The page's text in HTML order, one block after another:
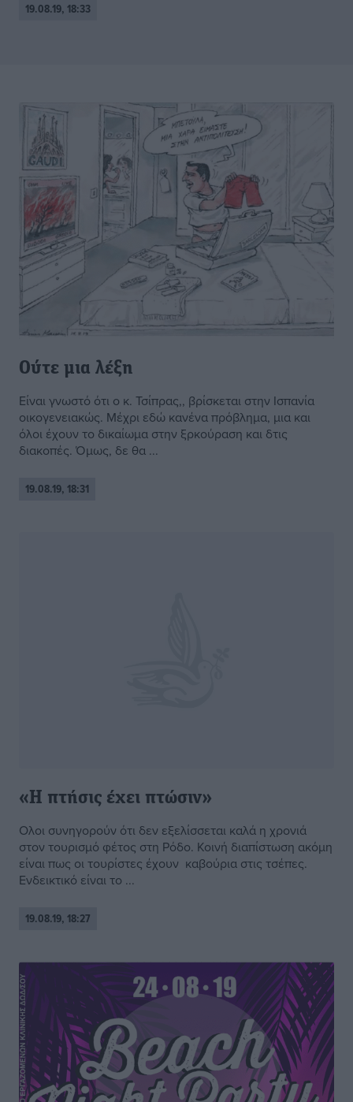
19.08.19, 18:33
Ούτε μια λέξη
Είναι γνωστό ότι ο κ. Τσίπρας,, βρίσκεται στην Ισπανία
οικογενειακώς. Μέχρι εδώ κανένα πρόβλημα, μια και
όλοι έχουν το δικαίωμα στην ξρκούραση και δτις
διακοπές. Όμως, δε θα ...
19.08.19, 18:31
«Η πτήσις έχει πτώσιν»
Ολοι συνηγορούν ότι δεν εξελίσσεται καλά η χρονιά
στον τουρισμό φέτος στη Ρόδο. Κοινή διαπίστωση ακόμη
είναι πως οι τουρίστες έχουν καβούρια στις τσέπες.
Ενδεικτικό είναι το ...
19.08.19, 18:27